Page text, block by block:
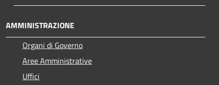
AMMINISTRAZIONE
Organi di Governo
Aree Amministrative
Uffici